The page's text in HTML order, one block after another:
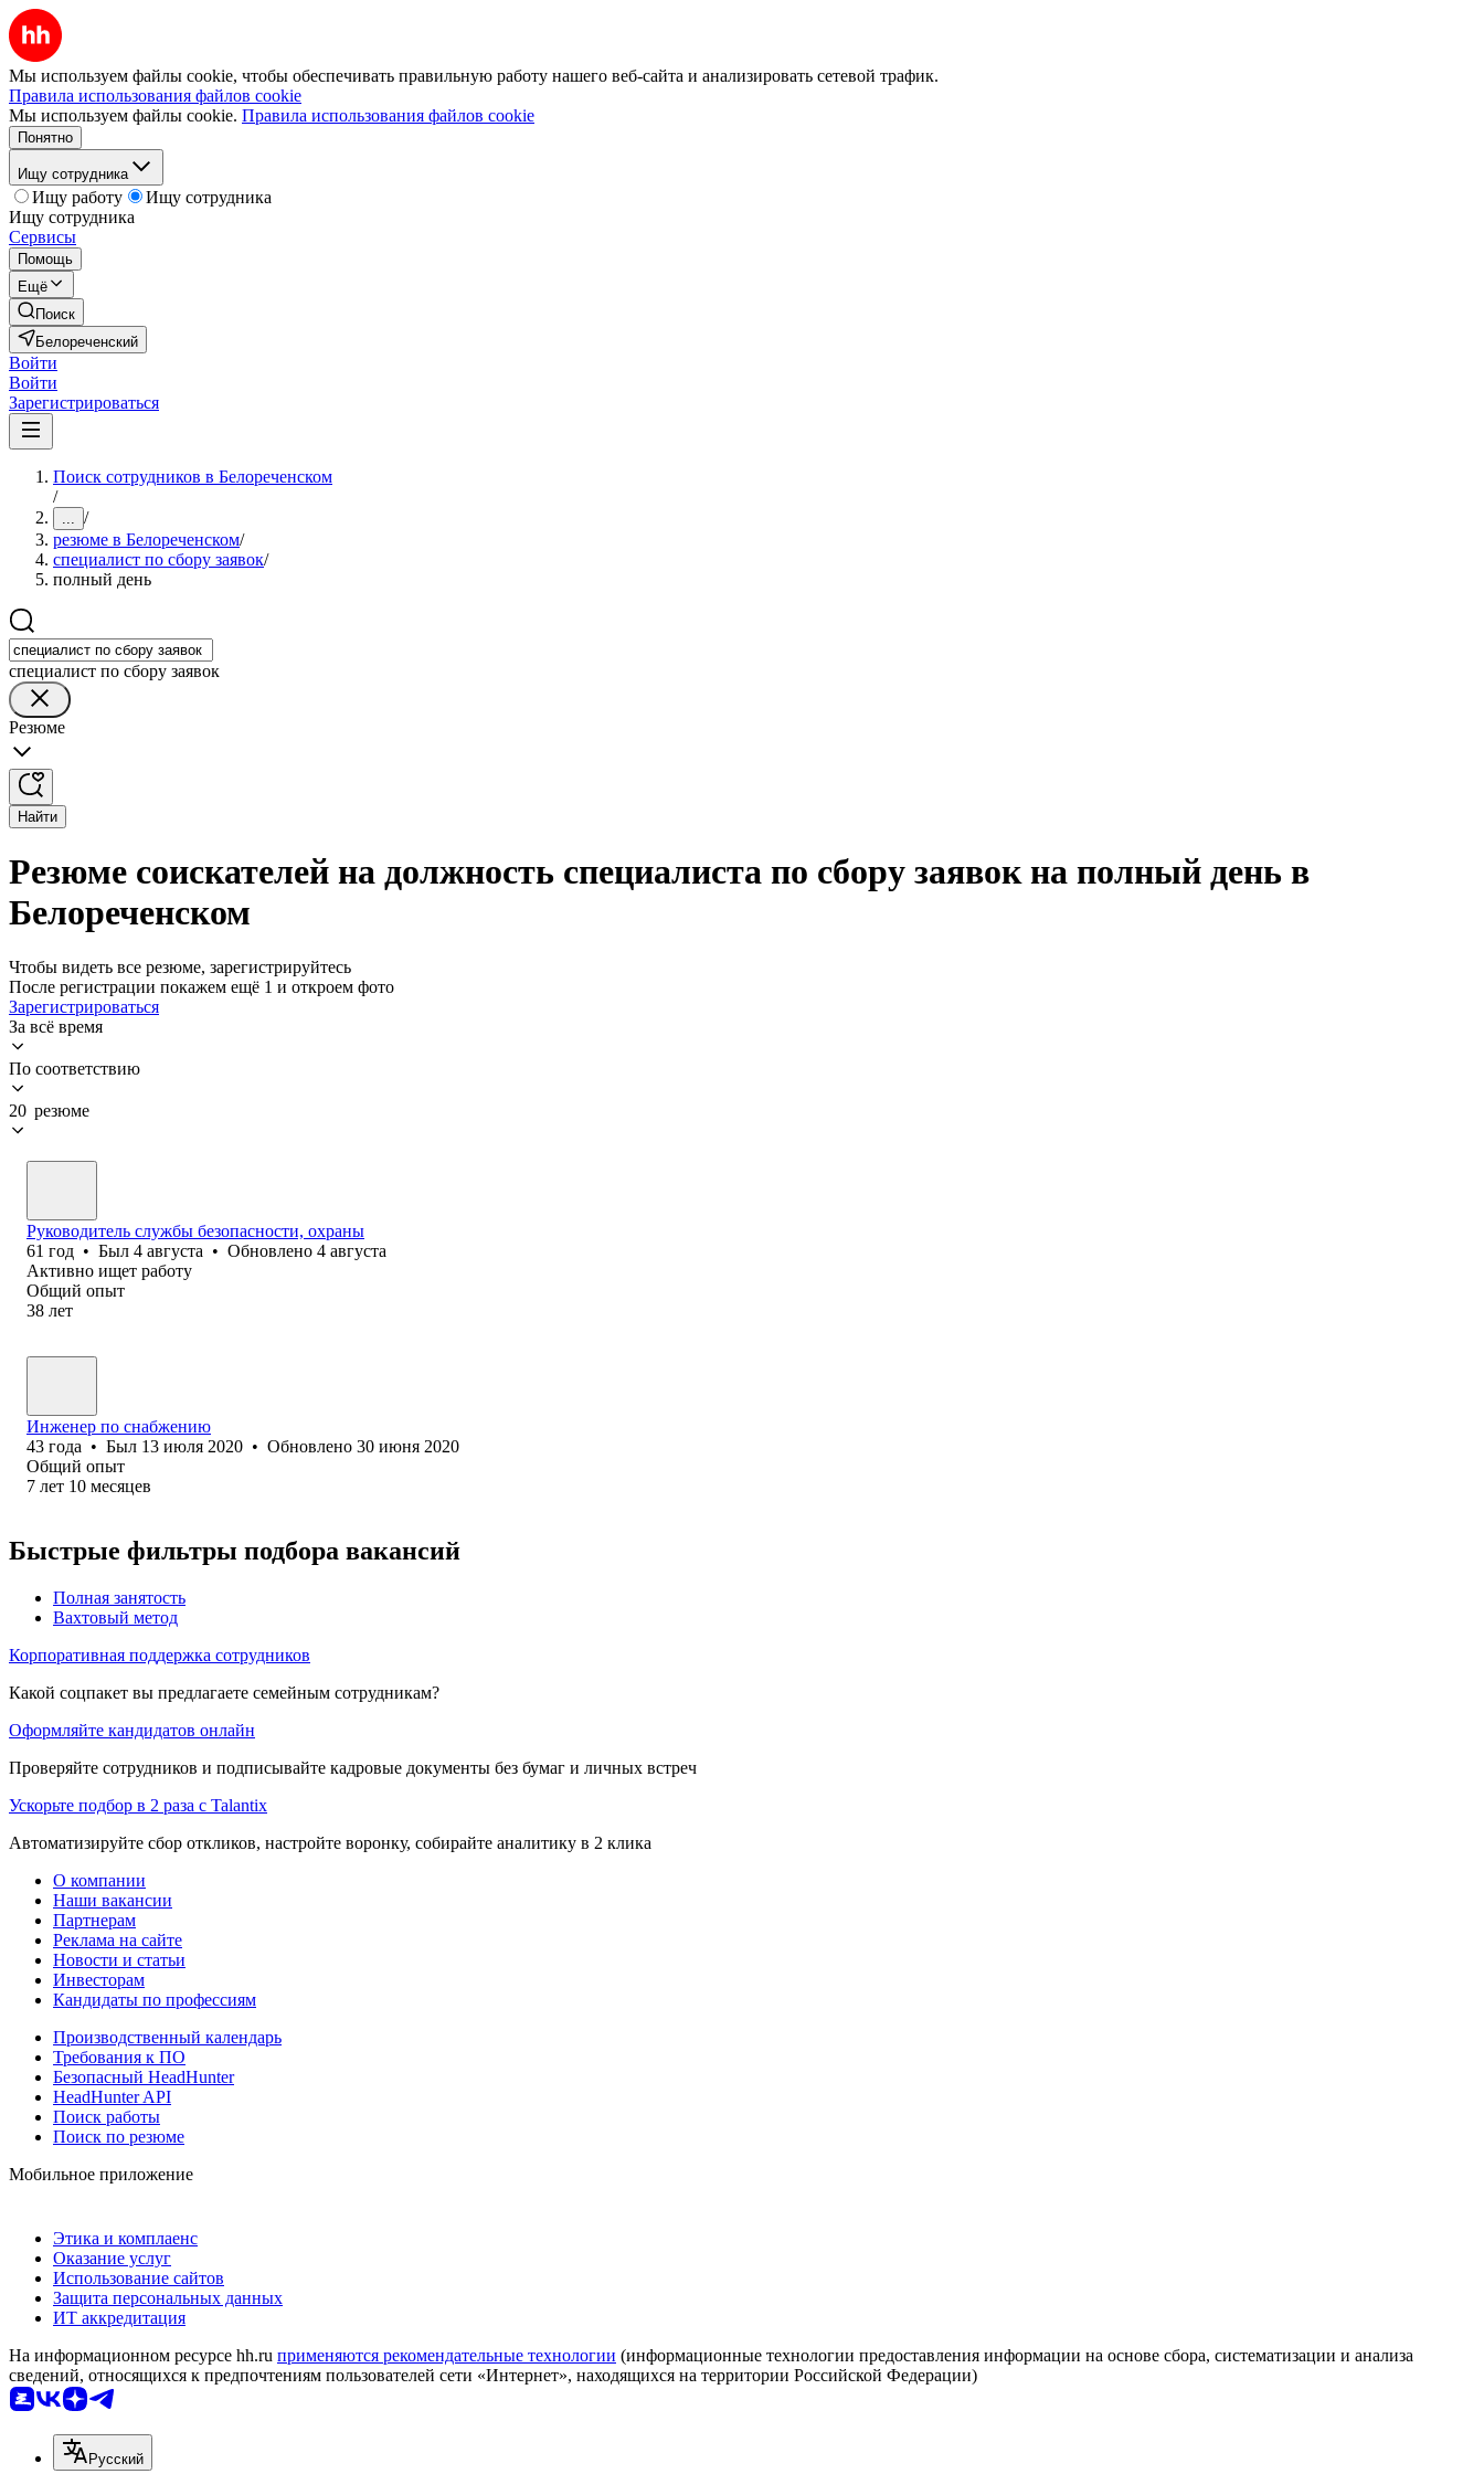
Мы используем файлы cookie, чтобы обеспечивать правильную работу нашего веб-сайта и анализировать сетевой трафик.
Правила использования файлов cookie
Мы используем файлы cookie. Правила использования файлов cookie
Понятно
Ищу сотрудника
Ищу работу
Ищу сотрудника
Ищу сотрудника
Сервисы
Помощь
Ещё
Поиск
Белореченский
Войти
Войти
Зарегистрироваться
Поиск сотрудников в Белореченском
/
... /
резюме в Белореченском/
специалист по сбору заявок/
полный день
специалист по сбору заявок
Резюме
Найти
Резюме соискателей на должность специалиста по сбору заявок на полный день в
Белореченском
Чтобы видеть все резюме, зарегистрируйтесь
После регистрации покажем ещё 1 и откроем фото
Зарегистрироваться
За всё время
По соответствию
20 резюме
Руководитель службы безопасности, охраны
61 год • Был 4 августа • Обновлено 4 августа
Активно ищет работу
Общий опыт
38 лет
Инженер по снабжению
43 года • Был 13 июля 2020 • Обновлено 30 июня 2020
Общий опыт
7 лет 10 месяцев
Быстрые фильтры подбора вакансий
Полная занятость
Вахтовый метод
Корпоративная поддержка сотрудников
Какой соцпакет вы предлагаете семейным сотрудникам?
Оформляйте кандидатов онлайн
Проверяйте сотрудников и подписывайте кадровые документы без бумаг и личных встреч
Ускорьте подбор в 2 раза с Talantix
Автоматизируйте сбор откликов, настройте воронку, собирайте аналитику в 2 клика
О компании
Наши вакансии
Партнерам
Реклама на сайте
Новости и статьи
Инвесторам
Кандидаты по профессиям
Производственный календарь
Требования к ПО
Безопасный HeadHunter
HeadHunter API
Поиск работы
Поиск по резюме
Мобильное приложение
Этика и комплаенс
Оказание услуг
Использование сайтов
Защита персональных данных
ИТ аккредитация
На информационном ресурсе hh.ru применяются рекомендательные технологии (информационные технологии предоставления информации на основе сбора, систематизации и анализа
сведений, относящихся к предпочтениям пользователей сети «Интернет», находящихся на территории Российской Федерации)
Русский